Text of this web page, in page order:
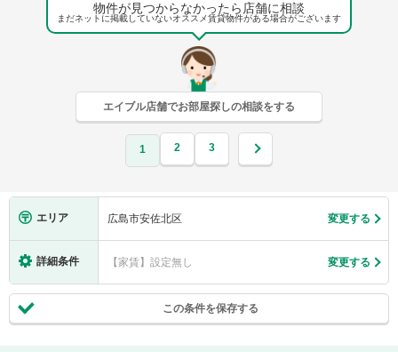
物件が見つからなかったら店舗に相談
まだネットに掲載していないオススメ賃貸物件がある場合がございます
エイブル店舗でお部屋探しの相談をする
1 2 3
エリア 広島市安佐北区 変更する
詳細条件 【家賃】設定無し 変更する
この条件を保存する